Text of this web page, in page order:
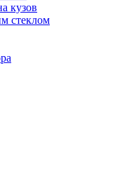
кузов
стеклом